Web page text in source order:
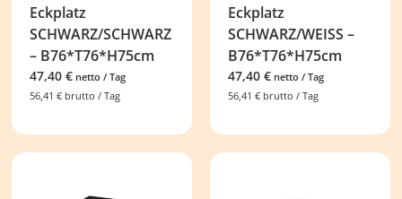
Eckplatz
SCHWARZ/SCHWARZ
– B76*T76*H75cm
47,40€ netto / Tag
56,41€ brutto / Tag
Eckplatz
SCHWARZ/WEISS –
B76*T76*H75cm
47,40 € netto / Tag
56,41 € brutto / Tag